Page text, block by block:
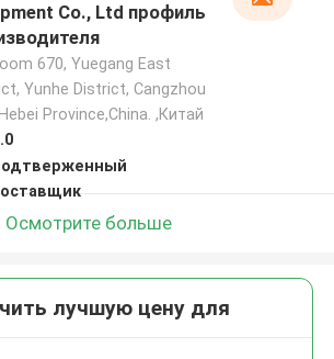
Co., Ltd профиль
670, Yuegang East
Yunhe District, Cangzhou
Province,China. ,Китай
Осмотрите больше
лучшую цену для